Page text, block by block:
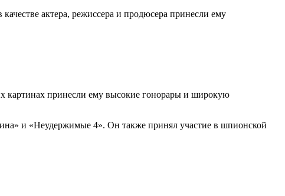
актера, режиссера и продюсера принесли ему
картинах принесли ему высокие гонорары и широкую
и «Неудержимые 4». Он также принял участие в шпионской